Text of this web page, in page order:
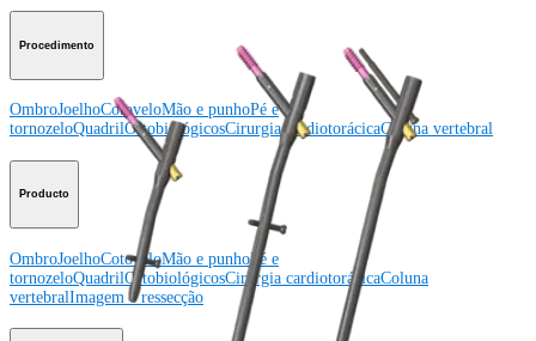
Procedimento
OmbroJoelhoCotoveloMão e punhoPé e
tornozeloQuadrilOrtobiológicosCirurgia cardiotorácicaColuna vertebral
Producto
OmbroJoelhoCotoveloMão e punhoPé e
tornozeloQuadrilOrtobiológicosCirurgia cardiotorácicaColuna
vertebralImagem e ressecção